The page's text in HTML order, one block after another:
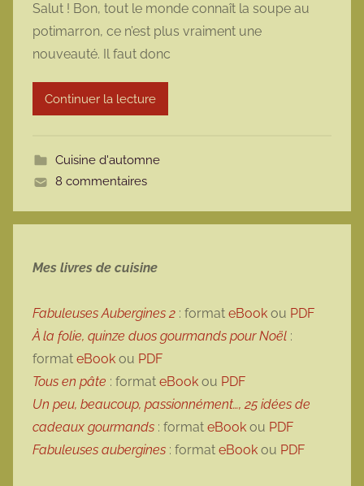
r
m
Salut ! Bon, tout le monde connaît la soupe au
potimarron, ce n’est plus vraiment une
nouveauté. Il faut donc
Continuer la lecture
Cuisine d'automne
8 commentaires
Mes livres de cuisine
Fabuleuses Aubergines 2 : format eBook ou PDF
À la folie, quinze duos gourmands pour Noël :
format eBook ou PDF
Tous en pâte : format eBook ou PDF
Un peu, beaucoup, passionnément…, 25 idées de
cadeaux gourmands : format eBook ou PDF
Fabuleuses aubergines : format eBook ou PDF